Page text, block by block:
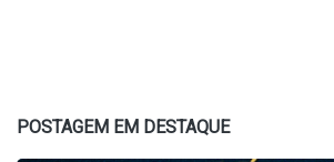
POSTAGEM EM DESTAQUE